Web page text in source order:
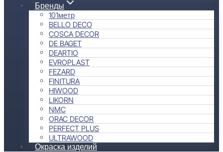
Бренды
101метр
BELLO DECO
COSCA DECOR
DE BAGET
DEARTIO
EVROPLAST
FEZARD
FINITURA
HIWOOD
LIKORN
NMC
ORAC DECOR
PERFECT PLUS
ULTRAWOOD
Окраска изделий